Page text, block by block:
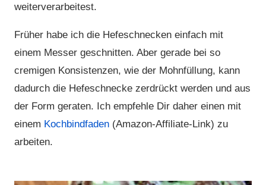
weiterverarbeitest.
Früher habe ich die Hefeschnecken einfach mit
einem Messer geschnitten. Aber gerade bei so
cremigen Konsistenzen, wie der Mohnfüllung, kann
dadurch die Hefeschnecke zerdrückt werden und aus
der Form geraten. Ich empfehle Dir daher einen mit
einem Kochbindfaden (Amazon-Affiliate-Link) zu
arbeiten.